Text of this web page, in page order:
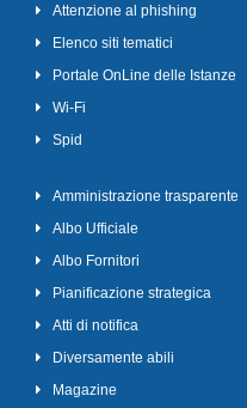
Attenzione al phishing
Elenco siti tematici
Portale OnLine delle Istanze
Wi-Fi
Spid
Amministrazione trasparente
Albo Ufficiale
Albo Fornitori
Pianificazione strategica
Atti di notifica
Diversamente abili
Magazine